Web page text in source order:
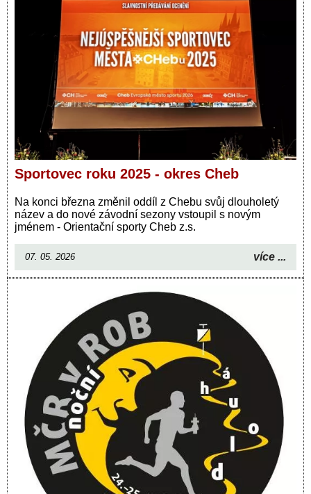
Sportovec roku 2025 - okres Cheb
Na konci března změnil oddíl z Chebu svůj dlouholetý
název a do nové závodní sezony vstoupil s novým
jménem - Orientační sporty Cheb z.s.
07. 05. 2026 více ...